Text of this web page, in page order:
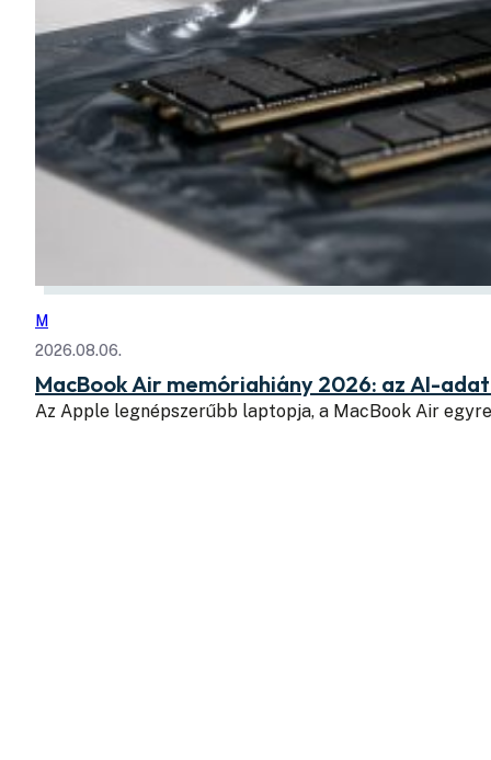
M
2026.08.06.
MacBook Air memóriahiány 2026: az AI-
Az Apple legnépszerűbb laptopja, a MacBook Air